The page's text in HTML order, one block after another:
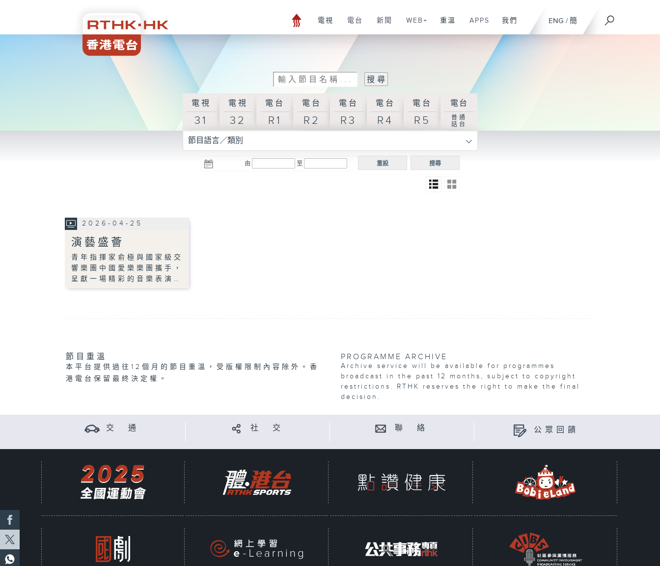
ENG / 簡
電視 電台 新聞 WEB+ 重溫 APPS 我們
電視
31
電視
32
電台
R1
電台
R2
電台
R3
電台
R4
電台
R5
電台
普通
話台
節目語言／類別
由 至 搜尋
重設
2026-04-25
演藝盛薈
青年指揮家俞極與國家級交
響樂團中國愛樂樂團攜手，
呈獻一場精彩的音樂表演…
節目重溫
本平台提供過往12個月的節目重溫，受版權限制內容除外。香
港電台保留最終決定權。
PROGRAMME ARCHIVE
Archive service will be available for programmes
broadcast in the past 12 months, subject to copyright
restrictions. RTHK reserves the right to make the final
decision.
交 通 社 交 聯 絡 公眾回饋